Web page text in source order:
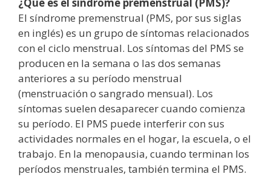
El síndrome premenstrual (PMS, por sus siglas
en inglés) es un grupo de síntomas relacionados
con el ciclo menstrual. Los síntomas del PMS se
producen en la semana o las dos semanas
anteriores a su período menstrual
(menstruación o sangrado mensual). Los
síntomas suelen desaparecer cuando comienza
su período. El PMS puede interferir con sus
actividades normales en el hogar, la escuela, o el
trabajo. En la menopausia, cuando terminan los
períodos menstruales, también termina el PMS.